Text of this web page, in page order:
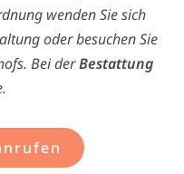
wenden Sie sich
oder besuchen Sie
Bei derBestattung